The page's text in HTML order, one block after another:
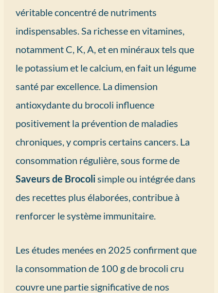
véritable concentré de nutriments
indispensables. Sa richesse en vitamines,
notamment C, K, A, et en minéraux tels que
le potassium et le calcium, en fait un légume
santé par excellence. La dimension
antioxydante du brocoli influence
positivement la prévention de maladies
chroniques, y compris certains cancers. La
consommation régulière, sous forme de
Saveurs de Brocoli simple ou intégrée dans
des recettes plus élaborées, contribue à
renforcer le système immunitaire.
Les études menées en 2025 confirment que
la consommation de 100 g de brocoli cru
couvre une partie significative de nos